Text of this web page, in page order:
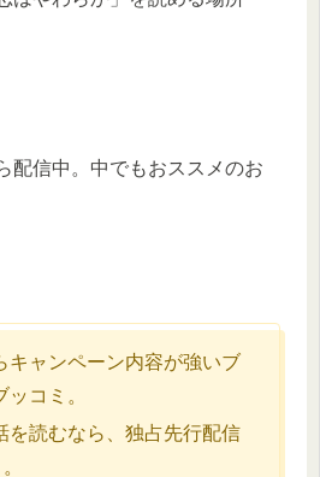
配信中。中でもおススメのお
キャンペーン内容が強いブ
コミ。
を読むなら、独占先行配信